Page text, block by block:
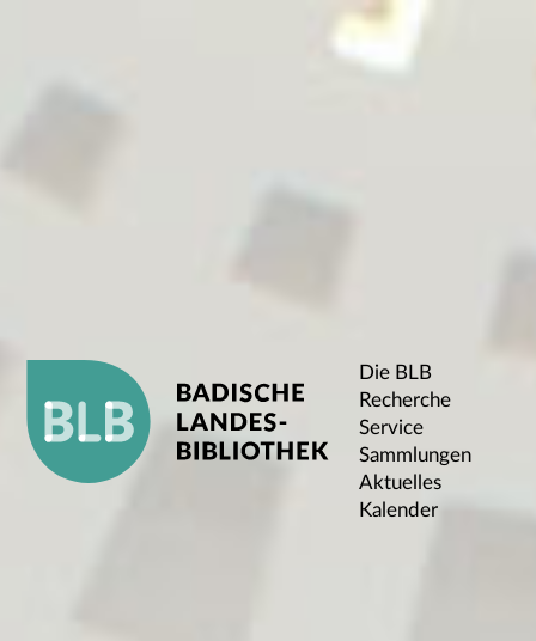
Die BLB
Recherche
Service
Sammlungen
Aktuelles
Kalender